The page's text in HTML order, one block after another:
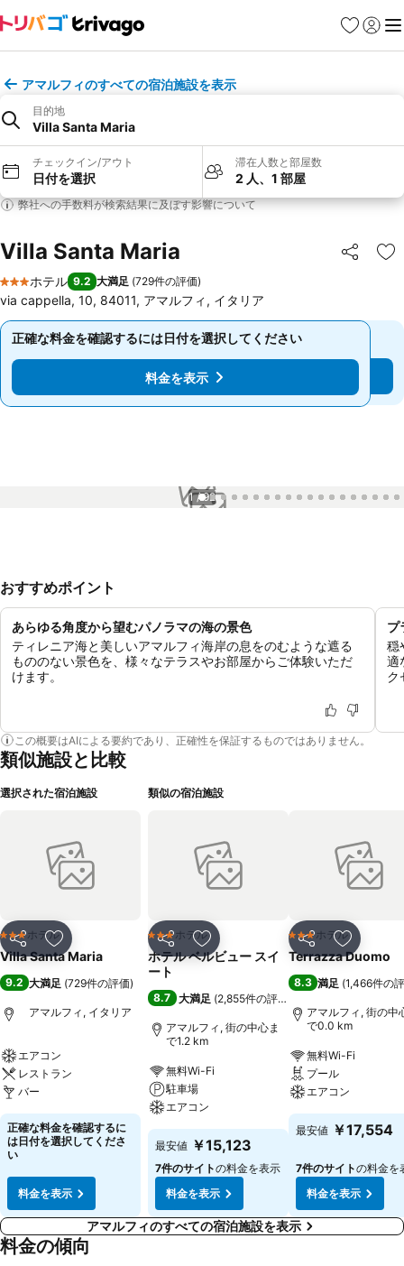
お気に入り
ログイ
メ
アマルフィのすべての宿泊施設を表示
目的地
Villa Santa Maria
チェックイン/アウト
日付を選択
滞在人数と部屋数
2 人、1 部屋
弊社への手数料が検索結果に及ぼす影響について
Villa Santa Maria シェア
お
3 ホテルのランク
ホテル 9.2 大満足 (729件の評価)
via cappella, 10, 84011, アマルフィ, イタリア
正確な料金を確認するには日付を選択してください
料金を表示
正確な料金を確認するには日付を選択してください
料金を表示
1 / 92
おすすめポイント
あらゆる角度から望むパノラマの海の景色
ティレニア海と美しいアマルフィ海岸の息をのむような遮る
もののない景色を、様々なテラスやお部屋からご体験いただ
けます。
プ
穏
適
ク
この概要はAIによる要約であり、正確性を保証するものではありません。
類似施設と比較
選択された宿泊施設
シェア お気に入りに追加
3 ホテルのランク
ホテル
Villa Santa Maria
9.2 大満足 (729件の評価)
アマルフィ, イタリア
エアコン
レストラン
バー
正確な料金を確認するに
は日付を選択してくださ
い
料金を表示
類似の宿泊施設
シェア お気に入りに追加
3 ホテルのランク
ホテル
ホテル ベルビュー スイ
ート
8.7 大満足 (2,855件の評価
アマルフィ, 街の中心ま
で1.2 km
無料Wi-Fi
駐車場
エアコン
最安値 ￥15,123
7件のサイトの料金を表示
料金を表示
シェア お気に入
3 ホテルのランク
ホテル
Terrazza Duomo
8.3 満足 (1,466件の
アマルフィ, 街の中
で0.0 km
無料Wi-Fi
プール
エアコン
最安値 ￥17,554
7件のサイトの料金を
料金を表示
アマルフィのすべての宿泊施設を表示
料金の傾向